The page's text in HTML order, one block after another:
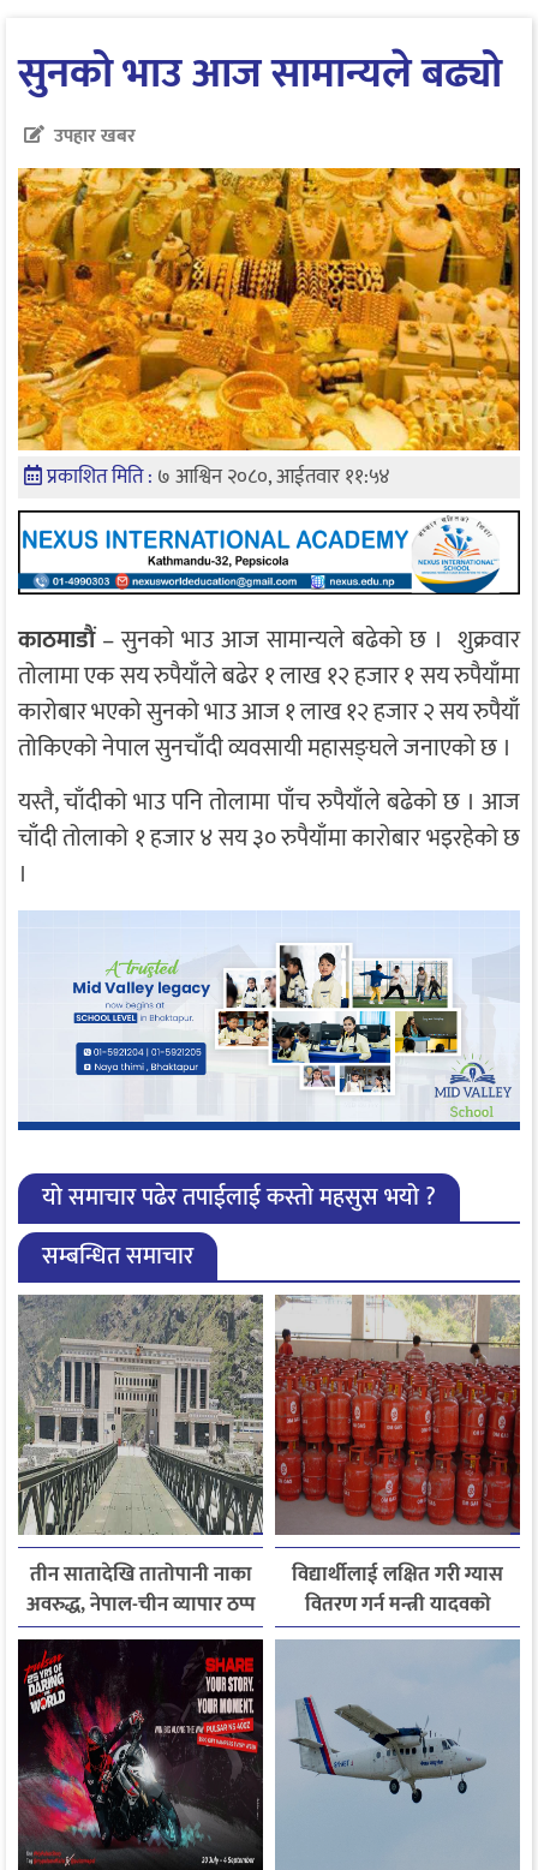
सुनको भाउ आज सामान्यले बढ्यो
उपहार खबर
प्रकाशित मिति : ७ आश्विन २०८०, आईतवार ११:५४
काठमाडाैं– सुनको भाउ आज सामान्यले बढेको छ । शुक्रवार
तोलामा एक सय रुपैयाँले बढेर १ लाख १२ हजार १ सय रुपैयाँमा
कारोबार भएको सुनको भाउ आज १ लाख १२ हजार २ सय रुपैयाँ
तोकिएको नेपाल सुनचाँदी व्यवसायी महासङ्घले जनाएको छ ।
यस्तै, चाँदीको भाउ पनि तोलामा पाँच रुपैयाँले बढेको छ । आज
चाँदी तोलाको १ हजार ४ सय ३० रुपैयाँमा कारोबार भइरहेको छ
।
यो समाचार पढेर तपाईलाई कस्तो महसुस भयो ?
सम्बन्धित समाचार
तीन सातादेखि तातोपानी नाका
अवरुद्ध, नेपाल-चीन व्यापार ठप्प
विद्यार्थीलाई लक्षित गरी ग्यास
वितरण गर्न मन्त्री यादवको
निर्देशन